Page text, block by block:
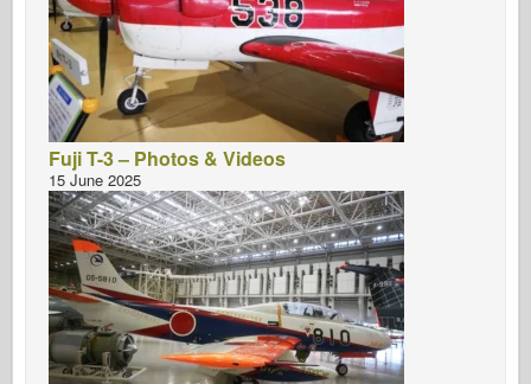
Fuji T-3 – Photos & Videos
15 June 2025